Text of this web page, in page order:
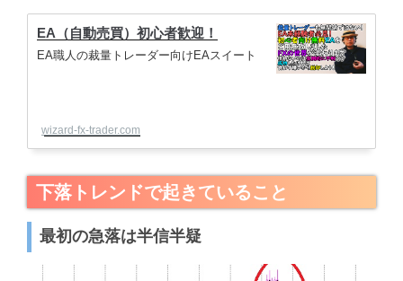
EA（自動売買）初心者歓迎！
EA職人の裁量トレーダー向けEAスイート
wizard-fx-trader.com
下落トレンドで起きていること
最初の急落は半信半疑